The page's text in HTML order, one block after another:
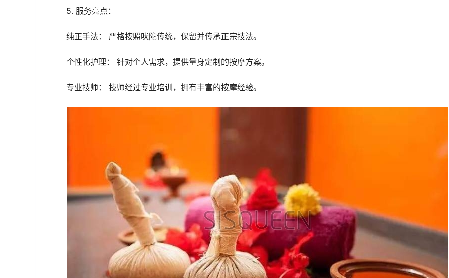
5. 服务亮点：
纯正手法： 严格按照吠陀传统，保留并传承正宗技法。
个性化护理： 针对个人需求，提供量身定制的按摩方案。
专业技师： 技师经过专业培训，拥有丰富的按摩经验。